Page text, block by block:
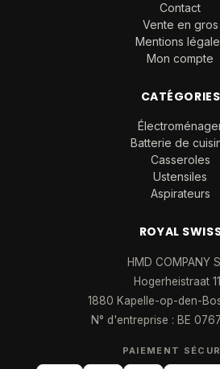
Contact
Vente en gros
Mentions
Mon compte
CATÉGORIES
Batterie de
Casseroles
Ustensiles
Aspirateurs
ROYAL
HMD COMPANY
Hogerheistraat
1880 Kapelle-op-den-
N° d'entreprise : BE
PAIEMENT